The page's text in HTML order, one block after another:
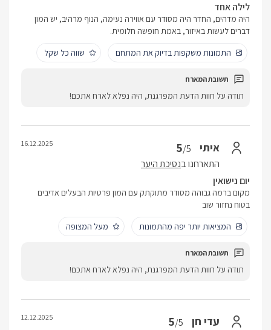
לילה אחד
היה מדהים, החדר היה מסודר עם אווירה נעימה, הנוף מרהיב, יש המון
דברים לעשות באיזור, באמת חופשה חלומית.
התמונות משקפות בדיוק את המתחם
שווה כל שקל
תודה על חוות הדעת המפרגנת, היה נפלא לארח אתכם!
איתי 5/5
התארחנו בנסיכת היער
16.12.2025
יום נישואין
מקום ברמה גבוהה מסודר מתוקתק עם המון פרטיות הבעלים אדיבים
בטוח נחזור שוב
המציאות יותר יפה מהתמונות
מעל המצופה
תודה על חוות הדעת המפרגנת, היה נפלא לארח אתכם!
עדי חן 5/5
12.12.2025